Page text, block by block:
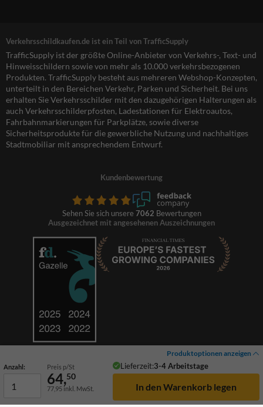
Produktoptionen anzeigen
Anzahl: Preis p/St Lieferzeit:3-4 Arbeitstage
64,50
77,95 inkl. MwSt.
Verkehrsschildkaufen.de ist ein Teil von TrafficSupply
TrafficSupply ist der größte Online-Anbieter von Verkehrs-, Text- und
Hinweisschildern sowie von mehr als 10.000 verkehrsbezogenen
Produkten. TrafficSupply besteht aus mehreren Webshop-Konzepten,
unterteilt in den Bereichen Verkehr, Parken und Sicherheit. Bei uns
erhalten Sie Verkehrsschilder mit den dazugehörigen Halterungen als
auch Verkehrsschilderpfosten, Ladestationen für Elektroautos,
Fahrbahnmarkierungen für Parkplätze, sowie diverse
Sicherheitsprodukte für die gewerbliche Nutzung und nachhaltiges
Stadtmobiliar mit ansprechendem Entwurf.
Kundenbewertung
Sehen Sie sich unsere 7062 Bewertungen
Ausgezeichnet mit angesehenen Auszeichnungen
© 2026 TrafficSupply. Alle Rechte vorbehalten.